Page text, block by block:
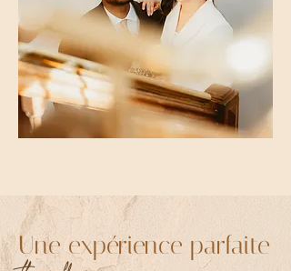
Une expérience parfaite